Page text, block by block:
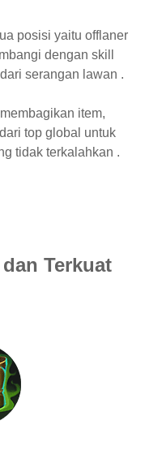
posisi yaitu offlaner
dengan skill
serangan lawan .
item,
top global untuk
tidak terkalahkan .
Terkuat